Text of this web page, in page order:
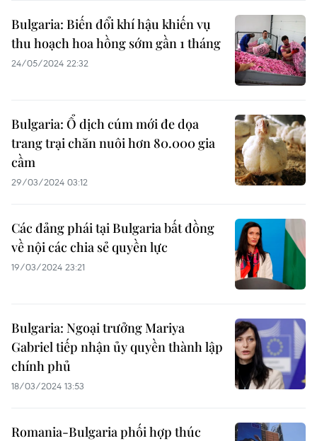
Bulgaria: Biến đổi khí hậu khiến vụ
thu hoạch hoa hồng sớm gần 1 tháng
24/05/2024 22:32
Bulgaria: Ổ dịch cúm mới đe dọa
trang trại chăn nuôi hơn 80.000 gia
cầm
29/03/2024 03:12
Các đảng phái tại Bulgaria bất đồng
về nội các chia sẻ quyền lực
19/03/2024 23:21
Bulgaria: Ngoại trưởng Mariya
Gabriel tiếp nhận ủy quyền thành lập
chính phủ
18/03/2024 13:53
Romania-Bulgaria phối hợp thúc